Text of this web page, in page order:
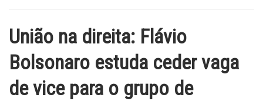
União na direita: Flávio
Bolsonaro estuda ceder vaga
de vice para o grupo de